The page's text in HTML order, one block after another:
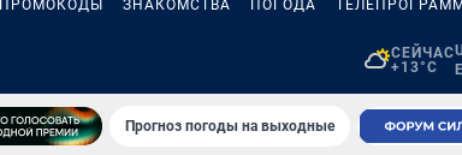
ПРОМОКОДЫ ЗНАКОМСТВА ПОГОДА
СЕЙЧАС
+13°C
Прогноз погоды на выходные